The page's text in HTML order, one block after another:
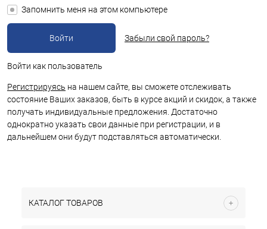
Запомнить меня на этом компьютере
Забыли свой пароль?
Войти как пользователь
Регистрируясь на нашем сайте, вы сможете отслеживать
состояние Ваших заказов, быть в курсе акций и скидок, а также
получать индивидуальные предложения. Достаточно
однократно указать свои данные при регистрации, и в
дальнейшем они будут подставляться автоматически.
КАТАЛОГ ТОВАРОВ